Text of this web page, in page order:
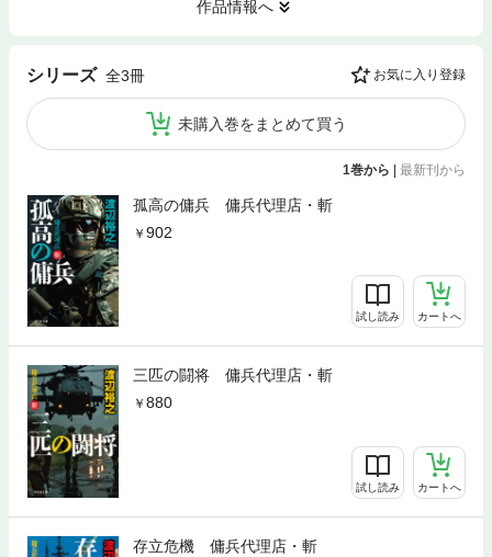
作品情報へ
シリーズ 全3冊 お気に入り登録
未購入巻をまとめて買う
1巻から | 最新刊から
孤高の傭兵 傭兵代理店・斬
902
試し読み カートへ
三匹の闘将 傭兵代理店・斬
880
試し読み カートへ
存立危機 傭兵代理店・斬